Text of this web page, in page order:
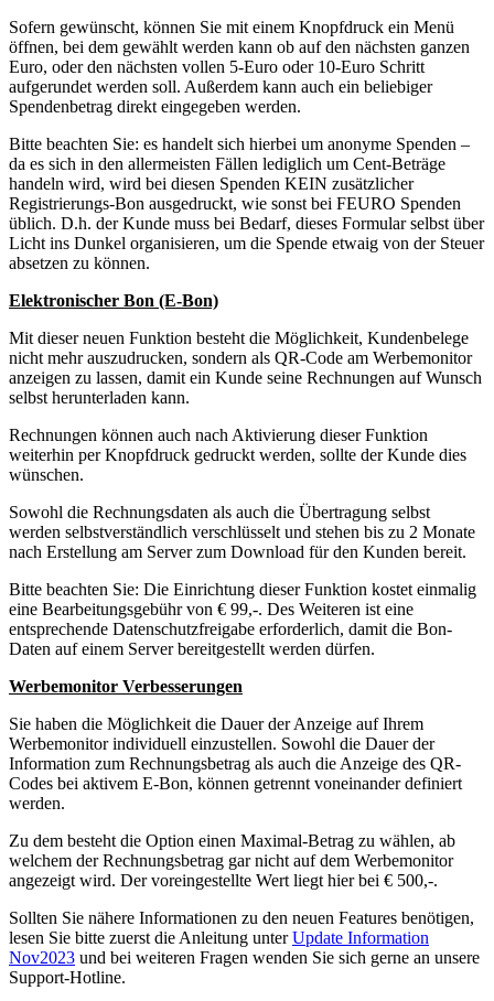
Sofern gewünscht, können Sie mit einem Knopfdruck ein Menü
öffnen, bei dem gewählt werden kann ob auf den nächsten ganzen
Euro, oder den nächsten vollen 5-Euro oder 10-Euro Schritt
aufgerundet werden soll. Außerdem kann auch ein beliebiger
Spendenbetrag direkt eingegeben werden.
Bitte beachten Sie: es handelt sich hierbei um anonyme Spenden –
da es sich in den allermeisten Fällen lediglich um Cent-Beträge
handeln wird, wird bei diesen Spenden KEIN zusätzlicher
Registrierungs-Bon ausgedruckt, wie sonst bei FEURO Spenden
üblich. D.h. der Kunde muss bei Bedarf, dieses Formular selbst über
Licht ins Dunkel organisieren, um die Spende etwaig von der Steuer
absetzen zu können.
Elektronischer Bon (E-Bon)
Mit dieser neuen Funktion besteht die Möglichkeit, Kundenbelege
nicht mehr auszudrucken, sondern als QR-Code am Werbemonitor
anzeigen zu lassen, damit ein Kunde seine Rechnungen auf Wunsch
selbst herunterladen kann.
Rechnungen können auch nach Aktivierung dieser Funktion
weiterhin per Knopfdruck gedruckt werden, sollte der Kunde dies
wünschen.
Sowohl die Rechnungsdaten als auch die Übertragung selbst
werden selbstverständlich verschlüsselt und stehen bis zu 2 Monate
nach Erstellung am Server zum Download für den Kunden bereit.
Bitte beachten Sie: Die Einrichtung dieser Funktion kostet einmalig
eine Bearbeitungsgebühr von € 99,-. Des Weiteren ist eine
entsprechende Datenschutzfreigabe erforderlich, damit die Bon-
Daten auf einem Server bereitgestellt werden dürfen.
Werbemonitor Verbesserungen
Sie haben die Möglichkeit die Dauer der Anzeige auf Ihrem
Werbemonitor individuell einzustellen. Sowohl die Dauer der
Information zum Rechnungsbetrag als auch die Anzeige des QR-
Codes bei aktivem E-Bon, können getrennt voneinander definiert
werden.
Zu dem besteht die Option einen Maximal-Betrag zu wählen, ab
welchem der Rechnungsbetrag gar nicht auf dem Werbemonitor
angezeigt wird. Der voreingestellte Wert liegt hier bei € 500,-.
Sollten Sie nähere Informationen zu den neuen Features benötigen,
lesen Sie bitte zuerst die Anleitung unterUpdate Information
Nov2023 und bei weiteren Fragen wenden Sie sich gerne an unsere
Support-Hotline.